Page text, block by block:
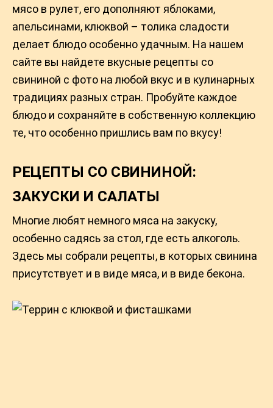
мясо в рулет, его дополняют яблоками,
апельсинами, клюквой – толика сладости
делает блюдо особенно удачным. На нашем
сайте вы найдете вкусные рецепты со
свининой с фото на любой вкус и в кулинарных
традициях разных стран. Пробуйте каждое
блюдо и сохраняйте в собственную коллекцию
те, что особенно пришлись вам по вкусу!
РЕЦЕПТЫ СО СВИНИНОЙ:
ЗАКУСКИ И САЛАТЫ
Многие любят немного мяса на закуску,
особенно садясь за стол, где есть алкоголь.
Здесь мы собрали рецепты, в которых свинина
присутствует и в виде мяса, и в виде бекона.